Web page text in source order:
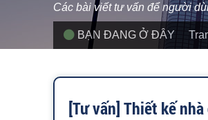
Các bài viết tư vấn để người
BẠN ĐANG Ở ĐÂY
[Tư vấn] Thiết kế